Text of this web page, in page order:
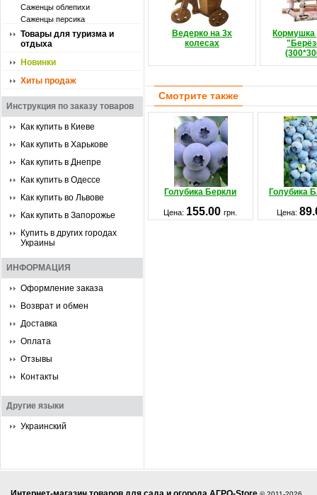
Саженцы облепихи
Саженцы персика
Товары для туризма и
отдыха
Новинки
Хиты продаж
Инструкция по заказу товаров
Как купить в Киеве
Как купить в Харькове
Как купить в Днепре
Как купить в Одессе
Как купить во Львове
Как купить в Запорожье
Купить в других городах
Украины
ИНФОРМАЦИЯ
Оформление заказа
Возврат и обмен
Доставка
Оплата
Отзывы
Контакты
Другие языки
Украинский
Ведерко на 3х
колесах
Кормушка
Смотрите также
Голубика Беркли Голубика
Цена: 155.00грн. Цена: